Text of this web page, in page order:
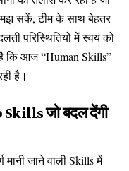
सकें, टीम के साथ बेहतर
परिस्थितियों में स्वयं को
कि आज “Human Skills”
है।
जो बदल देंगी
जाने वाली Skills में